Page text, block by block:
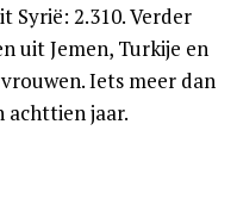
Syrië: 2.310. Verder
uit Jemen, Turkije en
Iets meer dan
achttien jaar.